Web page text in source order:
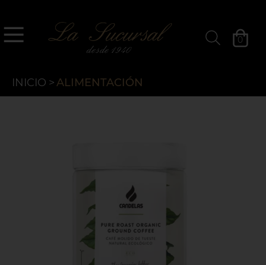
Filtros » 0
INICIO >ALIMENTACIÓN